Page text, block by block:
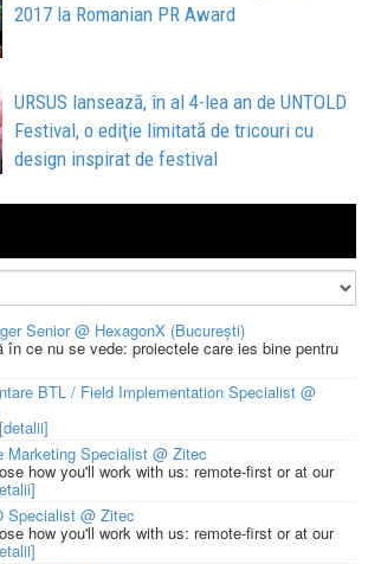
2017 la Romanian PR Award
URSUS lansează, în al 4-lea an de UNTOLD
Festival, o ediţie limitată de tricouri cu
design inspirat de festival
Senior @ HexagonX (București)
în ce nu se vede: proiectele care ies bine pentru
BTL / Field Implementation Specialist @
[detalii]
Marketing Specialist @ Zitec
how you'll work with us: remote-first or at our
Specialist @ Zitec
how you'll work with us: remote-first or at our